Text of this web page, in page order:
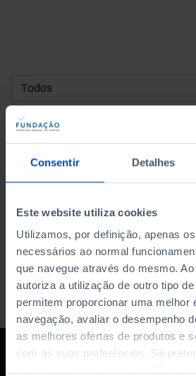
Consentir Detalhes
Este website utiliza cookies
Utilizamos, por definição, apenas
necessários ao normal
que navegue através do mesmo.
autoriza a utilização de outro tipo
permitem proporcionar uma melhor
navegação, avaliar o desempenho
as melhores ofertas de produtos e
com as suas preferências. Se
DATA DE INÍCIO
DATA DE FIM